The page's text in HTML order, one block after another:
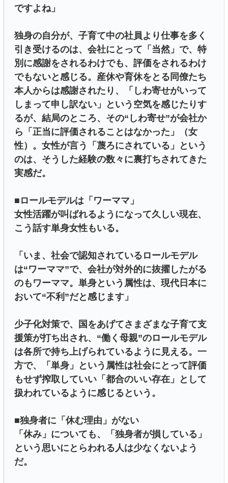
ですよね」
独身の自分が、子育て中の社員より仕事を多く
引き受けるのは、会社にとって「当然」で、特
別に感謝をされるわけでも、評価をされるわけ
でもないと感じる。産休や育休をとる同僚たち
本人からは感謝されたり、「しわ寄せがいって
しまって申し訳ない」という空気を感じたりす
るが、結局のところ、その“しわ寄せ”が会社か
ら「正当に評価されることはなかった」（女
性）。女性が言う「蔑ろにされている」という
のは、そうした経験の数々に裏打ちされてきた
実感だ。
■ロールモデルは「ワーママ」
女性活躍が叫ばれるようになって久しい現在、
こう話す単身女性もいる。
「いま、社会で認知されているロールモデル
は“ワーママ”で、会社が対外的に抜擢したがる
のもワーママ。単身という属性は、現代日本に
おいて“不利”だと感じます」
少子化対策で、国をあげてさまざまな子育て支
援策が打ち出され、“働く母親”のロールモデル
は各所で持ち上げられているように見える。一
方で、「単身」という属性は社会にとって評価
もせず搾取していい「都合のいい存在」として
扱われているように感じるという。
■独身者に「休む理由」がない
「休み」についても、「独身者が損している」
という思いにとらわれる人は少なくないよう
だ。